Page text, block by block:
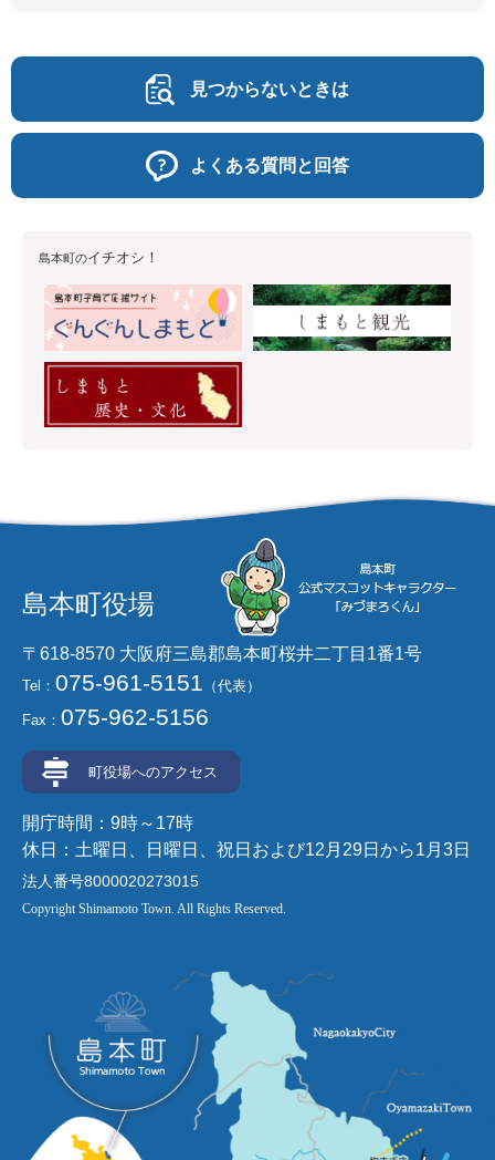
見つからないときは
よくある質問と回答
島本町のイチオシ！
島本町役場
〒618-8570 大阪府三島郡島本町桜井二丁目1番1号
Tel： 075-961-5151 （代表）
Fax： 075-962-5156
町役場へのアクセス
開庁時間：9時～17時
休日：土曜日、日曜日、祝日および12月29日から1月3日
法人番号8000020273015
Copyright Shimamoto Town. All Rights Reserved.